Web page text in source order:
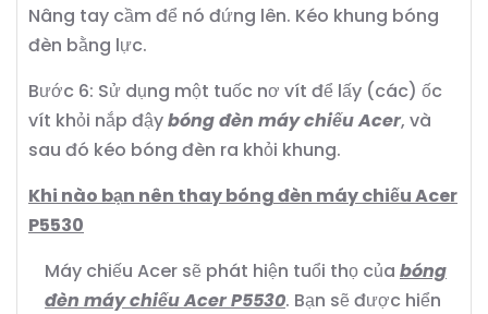
Nâng tay cầm để nó đứng lên. Kéo khung bóng
đèn bằng lực.
Bước 6: Sử dụng một tuốc nơ vít để lấy (các) ốc
vít khỏi nắp đậybóng đèn máy chiếu Acer, và
sau đó kéo bóng đèn ra khỏi khung.
Khi nào bạn nên thay bóng đèn máy chiếu Acer
P5530
Máy chiếu Acer sẽ phát hiện tuổi thọ của bóng
đèn máy chiếu Acer P5530. Bạn sẽ được hiển